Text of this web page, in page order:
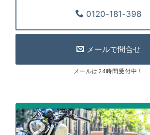
0120-181-398
メールで問合せ
メールは24時間受付中！